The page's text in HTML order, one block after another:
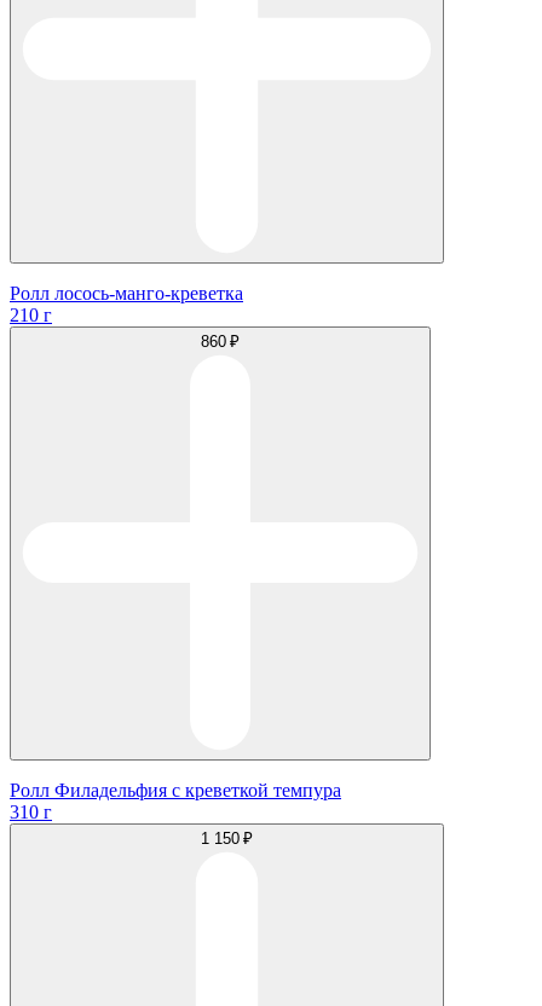
Ролл лосось-манго-креветка
210 г
860 ₽
Ролл Филадельфия с креветкой темпура
310 г
1 150 ₽